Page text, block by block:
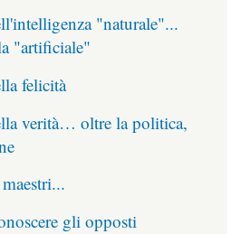
"naturale"...
"artificiale"
felicità
verità… oltre la politica,
gli opposti